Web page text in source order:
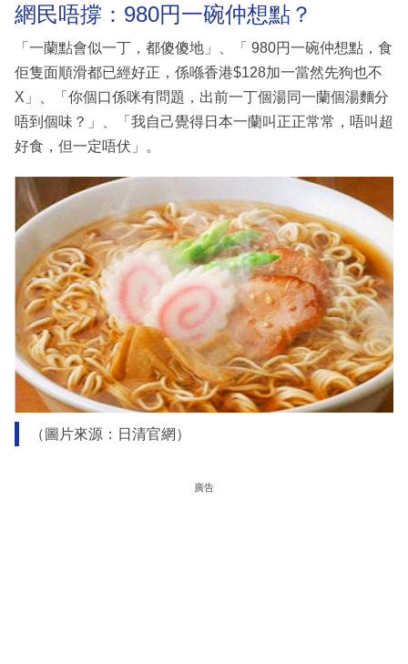
網民唔撐：980円一碗仲想點？
「一蘭點會似一丁，都傻傻地」、「 980円一碗仲想點，食
佢隻面順滑都已經好正，係喺香港$128加一當然先狗也不
X」、「你個口係咪有問題，出前一丁個湯同一蘭個湯麵分
唔到個味？」、「我自己覺得日本一蘭叫正正常常，唔叫超
好食，但一定唔伏」。
（圖片來源：日清官網）
廣告